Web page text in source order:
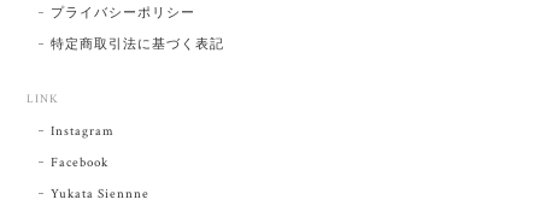
プライバシーポリシー
特定商取引法に基づく表記
LINK
Instagram
Facebook
Yukata Siennne